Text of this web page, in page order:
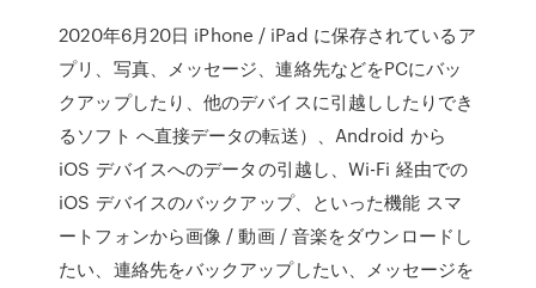
2020年6月20日 iPhone / iPad に保存されているア
プリ、写真、メッセージ、連絡先などをPCにバッ
クアップしたり、他のデバイスに引越ししたりでき
るソフト へ直接データの転送）、Android から
iOS デバイスへのデータの引越し、Wi-Fi 経由での
iOS デバイスのバックアップ、といった機能 スマ
ートフォンから画像 / 動画 / 音楽をダウンロードし
たい、連絡先をバックアップしたい、メッセージを